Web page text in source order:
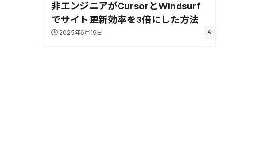
AI
非エンジニアがCursorとWindsurf
でサイト更新効率を3倍にした方法
2025年6月19日